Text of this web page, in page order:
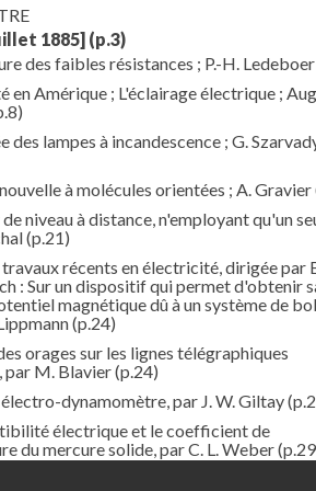
1885] (p.3)
des faibles résistances ; P.-H. Ledeboer
en Amérique ; L'éclairage électrique ;
des lampes à incandescence ; G.
à molécules orientées ; A. Gravier
niveau à distance, n'employant qu'un
(p.21)
travaux récents en électricité, dirigée par
: Sur un dispositif qui permet d'obtenir
magnétique dû à un système de
(p.24)
orages sur les lignes télégraphiques
par M. Blavier(p.24)
dynamomètre, par J. W. Giltay
électrique et le coefficient de
du mercure solide, par C. L. Weber